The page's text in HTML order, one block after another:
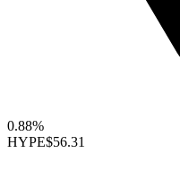
0.88%
HYPE$56.31